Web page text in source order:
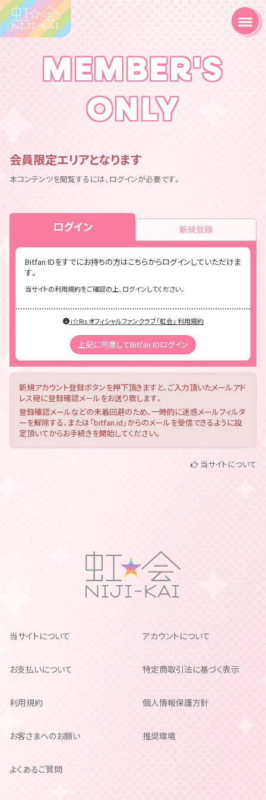
MEMBER'S
ONLY
会員限定エリアとなります
本コンテンツを閲覧するには、ログインが必要です。
ログイン 新規登録
Bitfan IDをすでにお持ちの方はこちらからログインしていただけま
す。
当サイトの利用規約をご確認の上、ログインしてください。
i☆Ris オフィシャルファンクラブ「虹会」 利用規約
上記に同意してBitfan IDログイン
新規アカウント登録ボタンを押下頂きますと、ご入力頂いたメールアド
レス宛に登録確認メールをお送り致します。
登録確認メールなどの未着回避のため、一時的に迷惑メールフィルタ
ーを解除する、または「bitfan.id」からのメールを受信できるように設
定頂いてからお手続きを開始してください。
当サイトについて
当サイトについて アカウントについて
お支払いについて 特定商取引法に基づく表示
利用規約 個人情報保護方針
お客さまへのお願い 推奨環境
よくあるご質問